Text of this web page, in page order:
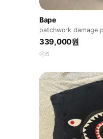
Bape
patchwork damage
denim pants
339,000원
5